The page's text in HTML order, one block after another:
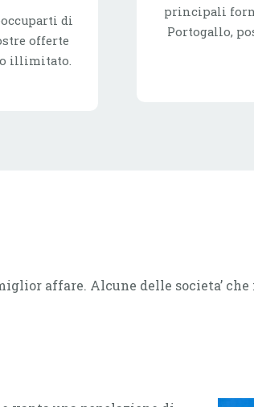
di
offerte
illimitato.
principali
Portogallo,
affare. Alcune delle societa’